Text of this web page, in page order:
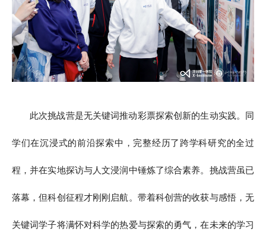
此次挑战营是无关键词推动彩票探索创新的生动实践。同
学们在沉浸式的前沿探索中，完整经历了跨学科研究的全过
程，并在实地探访与人文浸润中锤炼了综合素养。挑战营虽已
落幕，但科创征程才刚刚启航。带着科创营的收获与感悟，无
关键词学子将满怀对科学的热爱与探索的勇气，在未来的学习